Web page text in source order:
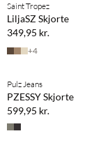
NYHED
Saint Tropez
LiljaSZ Skjorte
349,95 kr.
+4
NYHED
Pulz Jeans
PZESSY Skjorte
599,95 kr.